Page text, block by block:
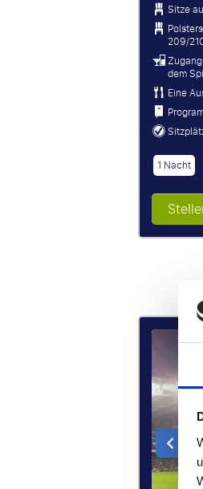
Sitze
209/
dem
Eine
1 Nacht